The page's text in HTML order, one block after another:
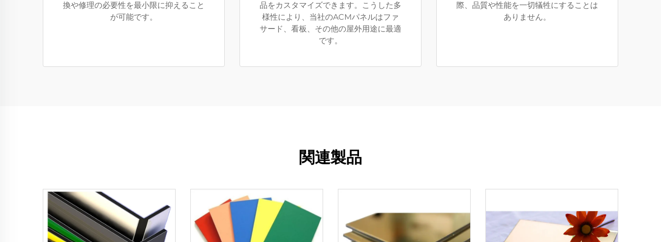
換や修理の必要性を最小限に抑えること
が可能です。
品をカスタマイズできます。こうした多
様性により、当社のACMパネルはファ
サード、看板、その他の屋外用途に最適
です。
際、品質や性能を一切犠牲にすることは
ありません。
関連製品